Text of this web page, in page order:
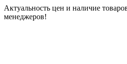
Актуальность цен и наличие
менеджеров!